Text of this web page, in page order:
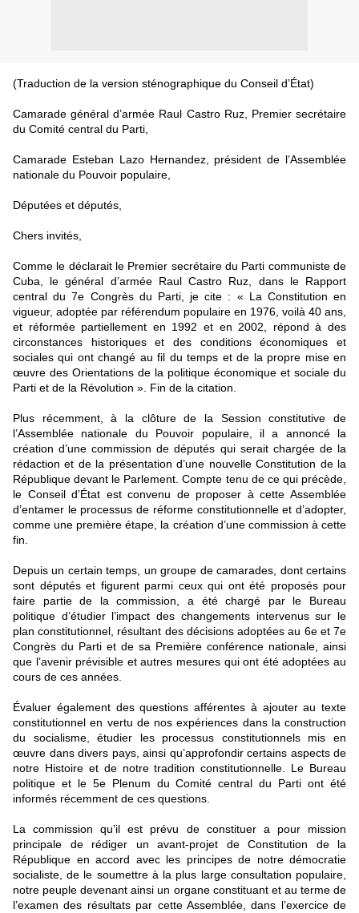
(Traduction de la version sténographique du Conseil d’État)
Camarade général d’armée Raul Castro Ruz, Premier secrétaire
du Comité central du Parti,
Camarade Esteban Lazo Hernandez, président de l’Assemblée
nationale du Pouvoir populaire,
Députées et députés,
Chers invités,
Comme le déclarait le Premier secrétaire du Parti communiste de
Cuba, le général d’armée Raul Castro Ruz, dans le Rapport
central du 7e Congrès du Parti, je cite : « La Constitution en
vigueur, adoptée par référendum populaire en 1976, voilà 40 ans,
et réformée partiellement en 1992 et en 2002, répond à des
circonstances historiques et des conditions économiques et
sociales qui ont changé au fil du temps et de la propre mise en
œuvre des Orientations de la politique économique et sociale du
Parti et de la Révolution ». Fin de la citation.
Plus récemment, à la clôture de la Session constitutive de
l’Assemblée nationale du Pouvoir populaire, il a annoncé la
création d’une commission de députés qui serait chargée de la
rédaction et de la présentation d’une nouvelle Constitution de la
République devant le Parlement. Compte tenu de ce qui précède,
le Conseil d’État est convenu de proposer à cette Assemblée
d’entamer le processus de réforme constitutionnelle et d’adopter,
comme une première étape, la création d’une commission à cette
fin.
Depuis un certain temps, un groupe de camarades, dont certains
sont députés et figurent parmi ceux qui ont été proposés pour
faire partie de la commission, a été chargé par le Bureau
politique d’étudier l’impact des changements intervenus sur le
plan constitutionnel, résultant des décisions adoptées au 6e et 7e
Congrès du Parti et de sa Première conférence nationale, ainsi
que l’avenir prévisible et autres mesures qui ont été adoptées au
cours de ces années.
Évaluer également des questions afférentes à ajouter au texte
constitutionnel en vertu de nos expériences dans la construction
du socialisme, étudier les processus constitutionnels mis en
œuvre dans divers pays, ainsi qu’approfondir certains aspects de
notre Histoire et de notre tradition constitutionnelle. Le Bureau
politique et le 5e Plenum du Comité central du Parti ont été
informés récemment de ces questions.
La commission qu’il est prévu de constituer a pour mission
principale de rédiger un avant-projet de Constitution de la
République en accord avec les principes de notre démocratie
socialiste, de le soumettre à la plus large consultation populaire,
notre peuple devenant ainsi un organe constituant et au terme de
l’examen des résultats par cette Assemblée, dans l’exercice de